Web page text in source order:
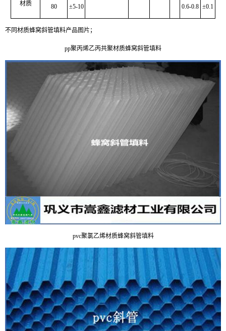
材质 80 ±5-10 0.6-0.8 ±0.1
不同材质蜂窝斜管填料产品图片；
pp聚丙烯乙丙共聚材质蜂窝斜管填料
pvc聚氯乙烯材质蜂窝斜管填料